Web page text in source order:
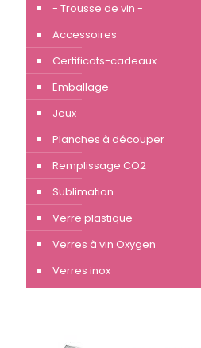
- Trousse de vin -
Accessoires
Certificats-cadeaux
Emballage
Jeux
Planches à découper
Remplissage CO2
Sublimation
Verre plastique
Verres à vin Oxygen
Verres inox